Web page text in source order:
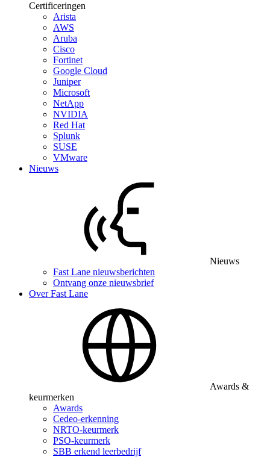
Certificeringen
Arista
AWS
Aruba
Cisco
Fortinet
Google Cloud
Juniper
Microsoft
NetApp
NVIDIA
Red Hat
Splunk
SUSE
VMware
Nieuws
Nieuws
Fast Lane nieuwsberichten
Ontvang onze nieuwsbrief
Over Fast Lane
Awards &
keurmerken
Awards
Cedeo-erkenning
NRTO-keurmerk
PSO-keurmerk
SBB erkend leerbedrijf